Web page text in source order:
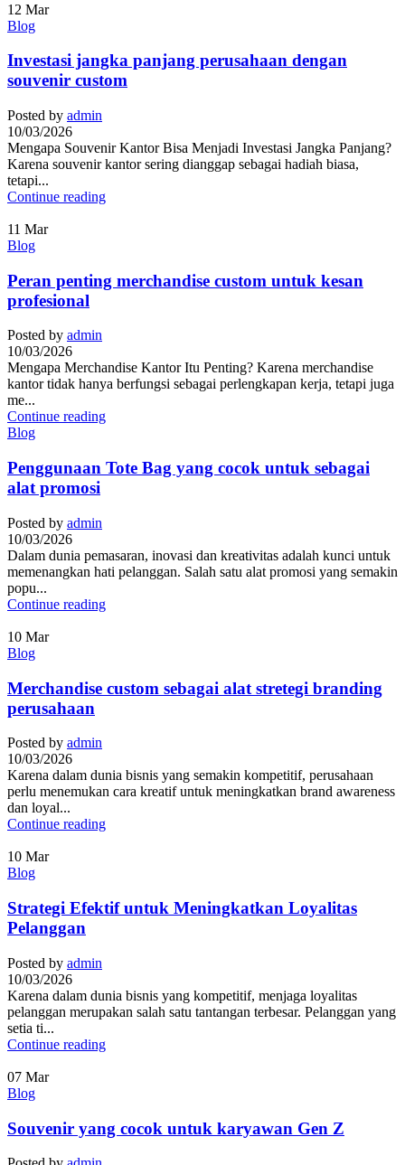
12 Mar
Blog
Investasi jangka panjang perusahaan dengan
souvenir custom
Posted by admin
10/03/2026
Mengapa Souvenir Kantor Bisa Menjadi Investasi Jangka Panjang?
Karena souvenir kantor sering dianggap sebagai hadiah biasa,
tetapi...
Continue reading
11 Mar
Blog
Peran penting merchandise custom untuk kesan
profesional
Posted by admin
10/03/2026
Mengapa Merchandise Kantor Itu Penting? Karena merchandise
kantor tidak hanya berfungsi sebagai perlengkapan kerja, tetapi juga
me...
Continue reading
Blog
Penggunaan Tote Bag yang cocok untuk sebagai
alat promosi
Posted by admin
10/03/2026
Dalam dunia pemasaran, inovasi dan kreativitas adalah kunci untuk
memenangkan hati pelanggan. Salah satu alat promosi yang semakin
popu...
Continue reading
10 Mar
Blog
Merchandise custom sebagai alat stretegi branding
perusahaan
Posted by admin
10/03/2026
Karena dalam dunia bisnis yang semakin kompetitif, perusahaan
perlu menemukan cara kreatif untuk meningkatkan brand awareness
dan loyal...
Continue reading
10 Mar
Blog
Strategi Efektif untuk Meningkatkan Loyalitas
Pelanggan
Posted by admin
10/03/2026
Karena dalam dunia bisnis yang kompetitif, menjaga loyalitas
pelanggan merupakan salah satu tantangan terbesar. Pelanggan yang
setia ti...
Continue reading
07 Mar
Blog
Souvenir yang cocok untuk karyawan Gen Z